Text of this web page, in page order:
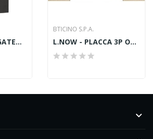
L.NOW - COVER GATEWAY NERA
BTICINO S.P.A.
L.NOW - PLACCA 3P ORO
keyboard_arrow_down